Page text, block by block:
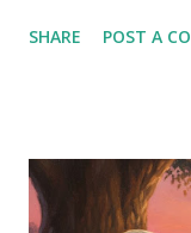
அவர்களைப்
நரகத்திற்குச்
நரகத்திற்கே
SHARE POST A